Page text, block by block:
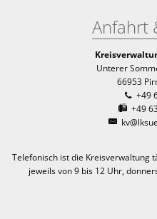
Anfahrt
Unterer
66953
+49
+49
Telefonisch ist die Kreisverwaltung
jeweils von 9 bis 12 Uhr,